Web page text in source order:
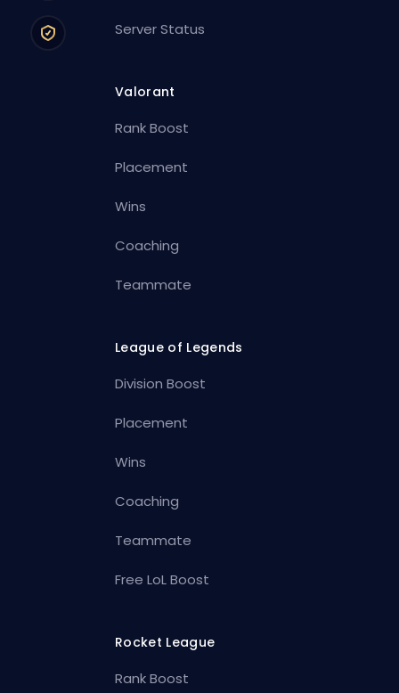
Server Status
Valorant
Rank Boost
Placement
Wins
Coaching
Teammate
League of Legends
Division Boost
Placement
Wins
Coaching
Teammate
Free LoL Boost
Rocket League
Rank Boost